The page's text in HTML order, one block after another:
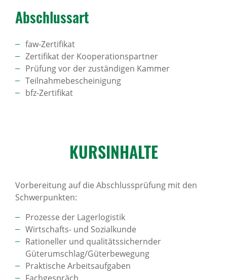
Abschlussart
faw-Zertifikat
Zertifikat der Kooperationspartner
Prüfung vor der zuständigen Kammer
Teilnahmebescheinigung
bfz-Zertifikat
KURS­IN­HALTE
Vorbereitung auf die Abschlussprüfung mit den
Schwerpunkten:
Prozesse der Lagerlogistik
Wirtschafts- und Sozialkunde
Rationeller und qualitätssichernder
Güterumschlag/Güterbewegung
Praktische Arbeitsaufgaben